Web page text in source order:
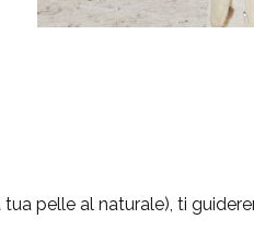
pelle al naturale), ti